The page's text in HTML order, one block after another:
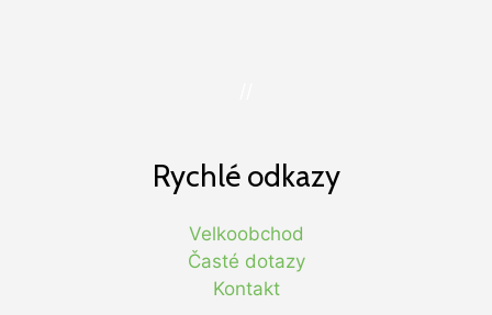
Rychlé odkazy
Velkoobchod
Časté dotazy
Kontakt